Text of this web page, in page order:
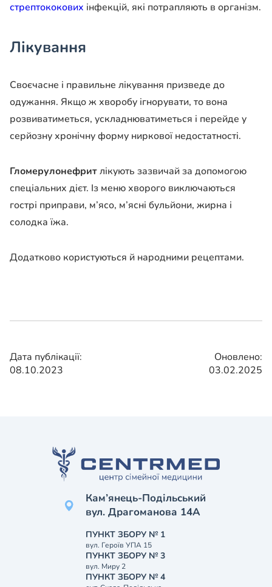
стрептококових інфекцій, які потрапляють в організм.
Лікування
Своєчасне і правильне лікування призведе до
одужання. Якщо ж хворобу ігнорувати, то вона
розвиватиметься, ускладнюватиметься і перейде у
серйозну хронічну форму ниркової недостатності.
Гломерулонефритлікують зазвичай за допомогою
спеціальних дієт. Із меню хворого виключаються
гострі приправи, м’ясо, м’ясні бульйони, жирна і
солодка їжа.
Додатково користуються й народними рецептами.
Дата публікації:
08.10.2023
Оновлено:
03.02.2025
Кам’янець-Подільський
вул. Драгоманова 14А
ПУНКТ ЗБОРУ № 1
вул. Героїв УПА 15
ПУНКТ ЗБОРУ № 3
вул. Миру 2
ПУНКТ ЗБОРУ № 4